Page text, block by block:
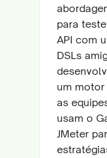
para
API com
DSLs
um motor
as
usam o
JMeter